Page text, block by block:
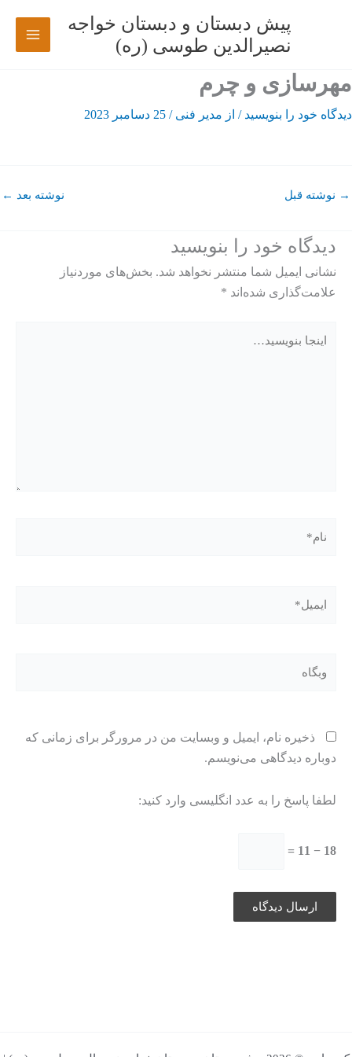
پیش دبستان و دبستان خواجه
نصیرالدین طوسی (ره)
مهرسازی و چرم
دیدگاه‌ خود را بنویسید / از مدیر فنی/ 25 دسامبر 2023
→ نوشته قبل نوشته بعد ←
دیدگاه‌ خود را بنویسید
نشانی ایمیل شما منتشر نخواهد شد. بخش‌های موردنیاز
علامت‌گذاری شده‌اند *
بنویسید…
ذخیره نام، ایمیل و وبسایت من در مرورگر برای زمانی که
دوباره دیدگاهی می‌نویسم.
لطفا پاسخ را به عدد انگلیسی وارد کنید:
18 − 11 =